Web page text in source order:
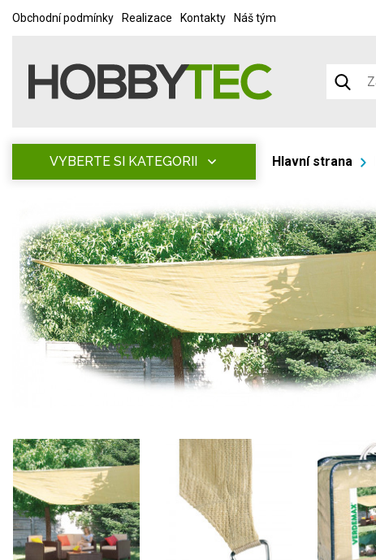
Obchodní podmínky Realizace Kontakty Náš tým
VYBERTE SI KATEGORII Hlavní strana